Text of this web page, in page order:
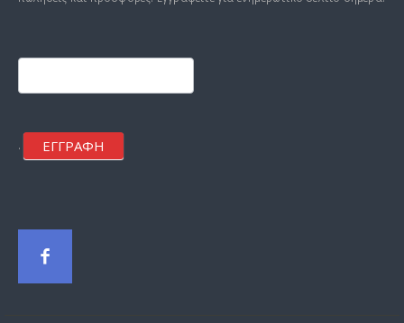
mailchimp
. ΕΓΓΡΑΦΗ